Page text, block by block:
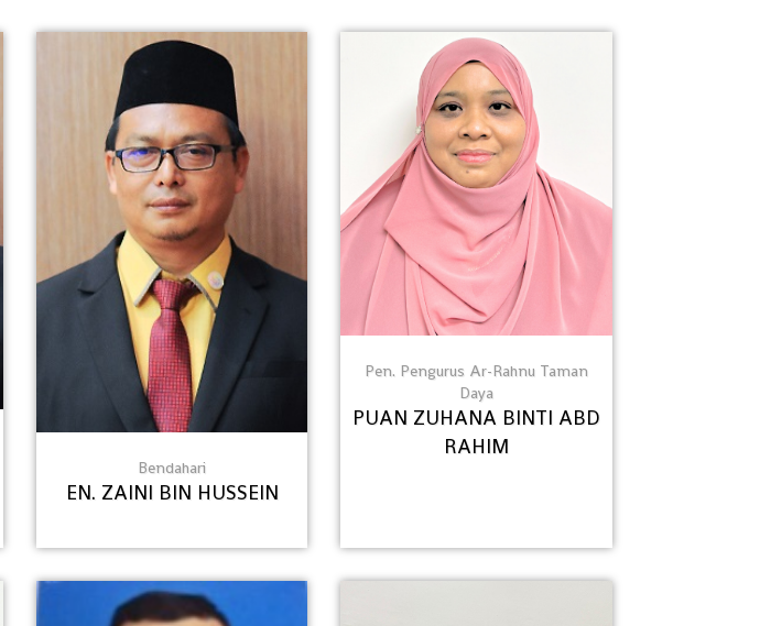
Bendahari
EN. ZAINI BIN HUSSEIN
Pen. Pengurus Ar-Rahnu Taman
Daya
PUAN ZUHANA BINTI ABD
RAHIM